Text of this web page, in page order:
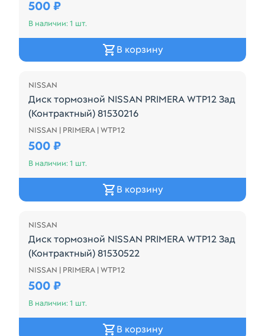
500 ₽
В наличии: 1 шт.
В корзину
NISSAN
Диск тормозной NISSAN PRIMERA WTP12 Зад
(Контрактный) 81530216
Диск тормозной NISSAN PRIMERA WTP12 Зад
NISSAN | PRIMERA | WTP12
500 ₽
В наличии: 1 шт.
В корзину
NISSAN
Диск тормозной NISSAN PRIMERA WTP12 Зад
(Контрактный) 81530522
Диск тормозной NISSAN PRIMERA WTP12 Зад
NISSAN | PRIMERA | WTP12
500 ₽
В наличии: 1 шт.
В корзину